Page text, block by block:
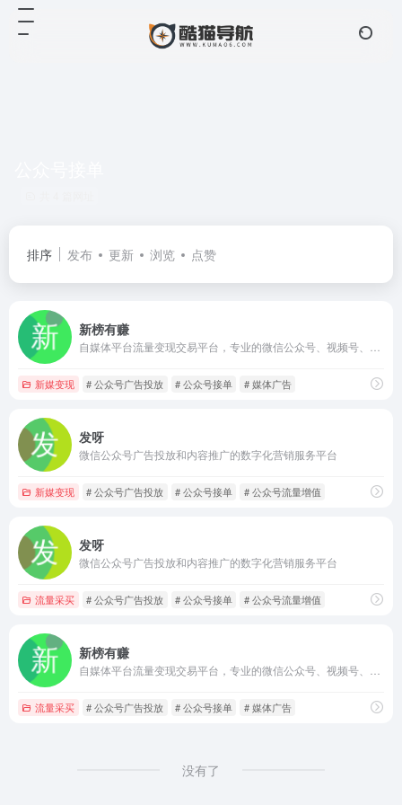
排序 发布 更新 浏览 点赞
新榜有赚
新媒变现 # 公众号广告投放 # 公众号接单 # 媒体广告
发呀
微信公众号广告投放和内容推广的数字化营销服务平台
新媒变现 # 公众号广告投放 # 公众号接单 # 公众号流量增值
发呀
微信公众号广告投放和内容推广的数字化营销服务平台
流量采买 # 公众号广告投放 # 公众号接单 # 公众号流量增值
新榜有赚
流量采买 # 公众号广告投放 # 公众号接单 # 媒体广告
没有了